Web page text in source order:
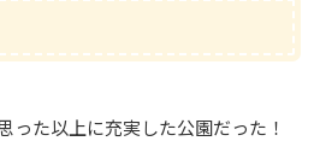
った以上に充実した公園だった！